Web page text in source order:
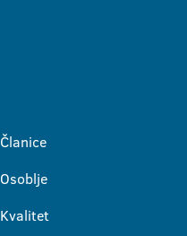
Članice
Osoblje
Kvalitet